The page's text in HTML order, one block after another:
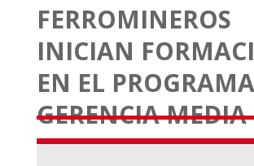
FERROMINEROS
INICIAN
EN EL
GERENCIA